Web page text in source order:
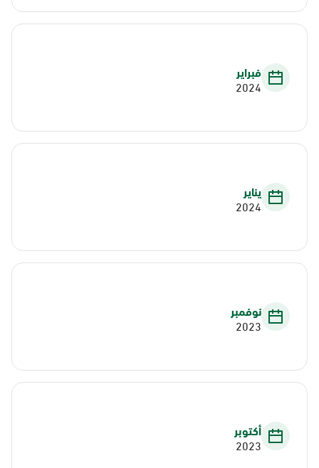
فبراير
2024
يناير
2024
نوفمبر
2023
أكتوبر
2023